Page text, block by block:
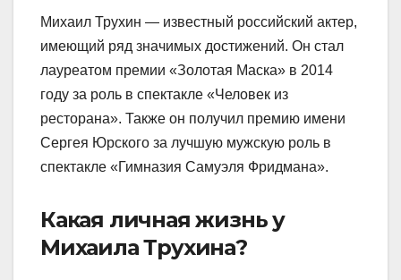
Михаил Трухин — известный российский актер,
имеющий ряд значимых достижений. Он стал
лауреатом премии «Золотая Маска» в 2014
году за роль в спектакле «Человек из
ресторана». Также он получил премию имени
Сергея Юрского за лучшую мужскую роль в
спектакле «Гимназия Самуэля Фридмана».
Какая личная жизнь у
Михаила Трухина?